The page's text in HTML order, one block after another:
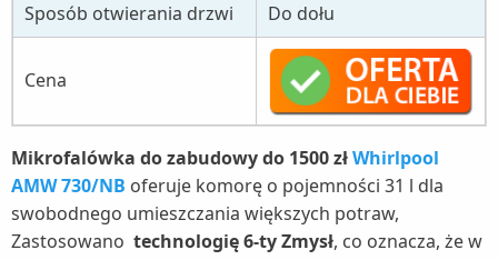
Sposób otwierania drzwi
Do dołu
Cena
Mikrofalówka do zabudowy do 1500 złWhirlpool
AMW 730/NB oferuje komorę o pojemności 31 l dla
swobodnego umieszczania większych potraw,
Zastosowano technologię 6-ty Zmysł, co oznacza, że w